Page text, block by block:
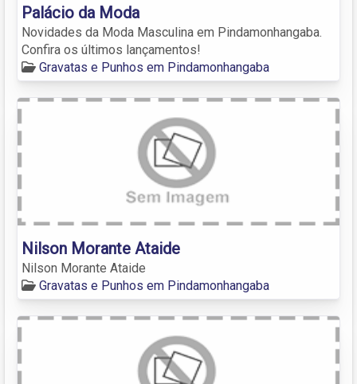
Palácio da Moda
Novidades da Moda Masculina em Pindamonhangaba.
Confira os últimos lançamentos!
Gravatas e Punhos em Pindamonhangaba
Nilson Morante Ataide
Nilson Morante Ataide
Gravatas e Punhos em Pindamonhangaba